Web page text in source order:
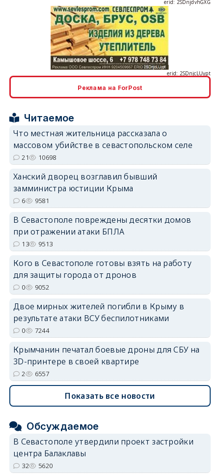
Реклама на ForPost
Читаемое
Что местная жительница рассказала о
массовом убийстве в севастопольском селе
21 10698
Ханский дворец возглавил бывший
замминистра юстиции Крыма
6 9581
В Севастополе повреждены десятки домов
при отражении атаки БПЛА
13 9513
Кого в Севастополе готовы взять на работу
для защиты города от дронов
0 9052
Двое мирных жителей погибли в Крыму в
результате атаки ВСУ беспилотниками
0 7244
Крымчанин печатал боевые дроны для СБУ на
3D-принтере в своей квартире
2 6557
Показать все новости
Обсуждаемое
В Севастополе утвердили проект застройки
центра Балаклавы
32 5620